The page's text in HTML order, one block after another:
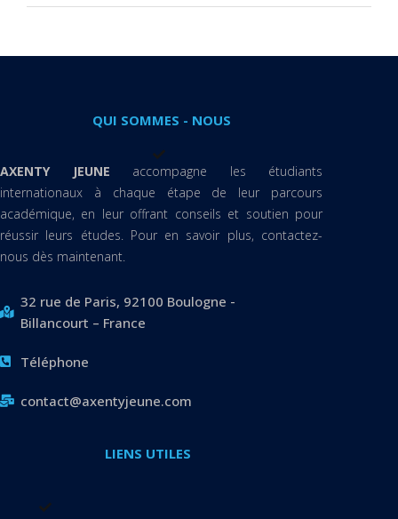
QUI SOMMES - NOUS
AXENTY JEUNE accompagne les étudiants
internationaux à chaque étape de leur parcours
académique, en leur offrant conseils et soutien pour
réussir leurs études. Pour en savoir plus, contactez-
nous dès maintenant.
32 rue de Paris, 92100 Boulogne -
Billancourt – France
Téléphone
contact@axentyjeune.com
LIENS UTILES